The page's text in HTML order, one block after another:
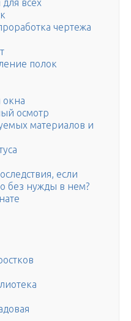
всех
чертежа
полок
окна
осмотр
материалов и
если
без нужды в нем?